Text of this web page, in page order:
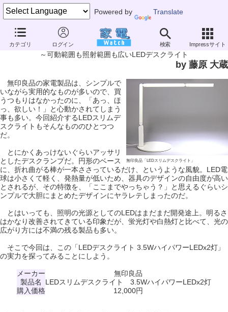
Powered by Translate
カテゴリ ログイン 検索 Impressサイト
家電製品ミニレビュー
無印良品「LEDスリムデスクライト」
～可動範囲も照射範囲も広いLEDデスクライト
by 藤原 大蔵
無印良品「LEDスリムデスクライト」
無印良品の家電製品は、シンプルで
いながら実用的なものが多いので、買
うつもりはなかったのに、「あっ、ほ
っ、欲しい！」と心動かされてしまう
事も多い。今回紹介するLEDスリムデ
スクライトもそんなもののひとつつ
だ。
とにかくあっけないぐらいアッサリ
としたデスクランプだ。円形のベース
に、折れ曲がる棒が一本ささっているだけ、というような風貌。LED電
球は小さくて軽く、発熱量が低いため、器具のデザインの自由度が高い
とされるが、その特徴を、「ここまでやっちゃう？」と思えるぐらいシ
ンプルで大胆にまとめたデザインにヤラレテしまったのだ。
とはいっても、照明の光源としてのLEDはまだまだ開発途上。明るさ
はかなり改善されてきている印象だが、蛍光灯や白熱灯と比べて、光の
広がり方には不満の残る製品も多い。
そこで今回は、この「LEDデスクライト 3.5WハイパワーLEDx2灯」
の実力を探ってみることにしよう。
メーカー
無印良品
製品名
LEDスリムデスクライト 3.5WハイパワーLEDx2灯
購入価格
12,000円